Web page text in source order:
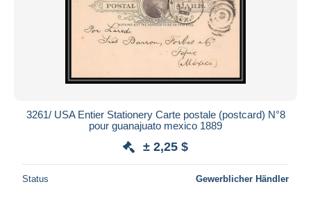
3261/ USA Entier Stationery Carte postale (postcard) N°8
pour guanajuato mexico 1889
± 2,25 $
Status Gewerblicher Händler